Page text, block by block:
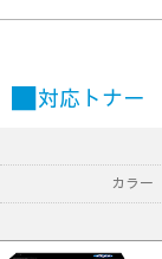
■ 対応トナー
カラー